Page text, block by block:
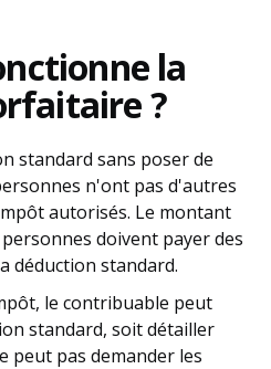
la
?
standard sans poser de
n'ont pas d'autres
autorisés. Le montant
doivent payer des
déduction standard.
le contribuable peut
standard, soit détailler
peut pas demander les